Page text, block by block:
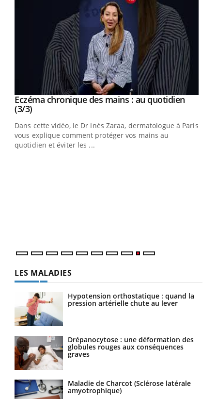
Youtube
Youtube
Eczéma chronique des mains : au quotidien
(3/3)Youtube
Dans cette vidéo, le Dr Inès Zaraa, dermatologue à Paris,
vous explique comment protéger vos mains au
quotidien et éviter les ...
LES MALADIES
Hypotension orthostatique : quand la
pression artérielle chute au lever
Drépanocytose : une déformation des
globules rouges aux conséquences
graves
Maladie de Charcot (Sclérose latérale
amyotrophique)